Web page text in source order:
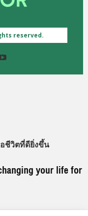
reserved.
ชีวิตที่ดียิ่งขึ้น
your life for